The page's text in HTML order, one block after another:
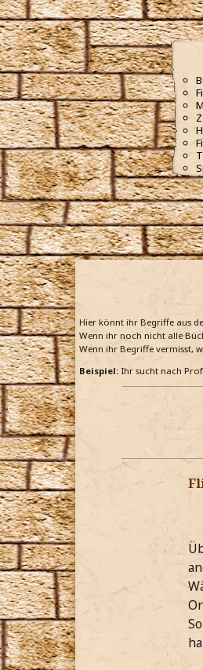
Hier könnt ihr Begriffe aus
Wenn ihr noch nicht alle
Wenn ihr Begriffe vermisst,
Beispiel: Ihr sucht nach